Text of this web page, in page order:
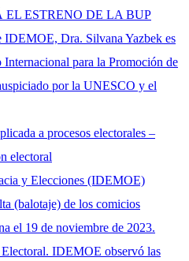
EL ESTRENO DE LA BUP
Dra. Silvana Yazbek es
Internacional para la Promoción de
por la UNESCO y el
a procesos electorales –
electoral
y Elecciones (IDEMOE)
(balotaje) de los comicios
el 19 de noviembre de 2023.
IDEMOE observó las